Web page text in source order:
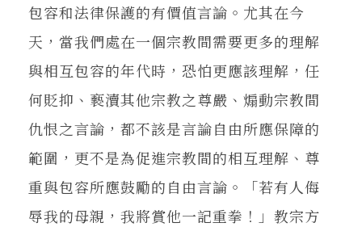
包容和法律保護的有價值言論。尤其在今
天，當我們處在一個宗教間需要更多的理解
與相互包容的年代時，恐怕更應該理解，任
何貶抑、褻瀆其他宗教之尊嚴、煽動宗教間
仇恨之言論，都不該是言論自由所應保障的
範圍，更不是為促進宗教間的相互理解、尊
重與包容所應鼓勵的自由言論。「若有人侮
辱我的母親，我將賞他一記重拳！」教宗方